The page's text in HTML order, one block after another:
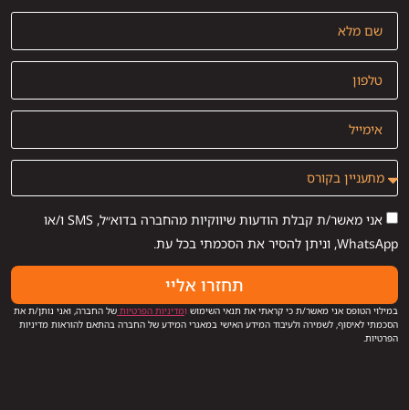
אני מאשר/ת קבלת הודעות שיווקיות מהחברה בדוא״ל, SMS ו/או
WhatsApp, וניתן להסיר את הסכמתי בכל עת.
תחזרו אליי
במילוי הטופס אני מאשר/ת כי קראתי את תנאי השימוש ומדיניות הפרטיות של החברה, ואני נותן/ת את
הסכמתי לאיסוף, לשמירה ולעיבוד המידע האישי במאגרי המידע של החברה בהתאם להוראות מדיניות
הפרטיות.